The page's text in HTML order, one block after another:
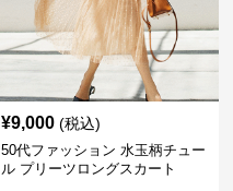
¥9,000 (税込)
50代ファッション 水玉柄チュー
ル プリーツロングスカート